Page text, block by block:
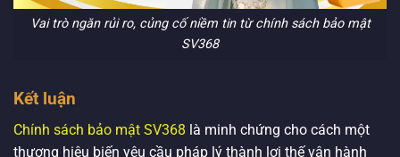
Vai trò ngăn rủi ro, củng cố niềm tin từ chính sách bảo mật
SV368
Kết luận
Chính sách bảo mật SV368 là minh chứng cho cách một
thương hiệu biến yêu cầu pháp lý thành lợi thế vận hành